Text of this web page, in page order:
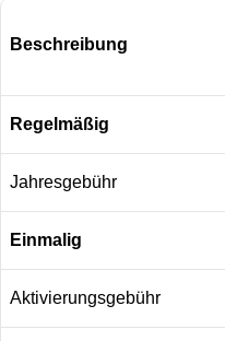
Beschreibung
Regelmäßig
Jahresgebühr
Einmalig
Aktivierungsgebühr